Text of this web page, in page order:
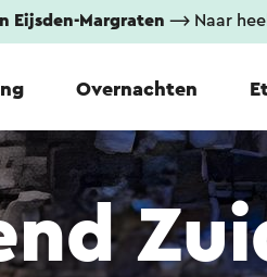
Eijsden-Margraten ⟶ Naar heel
Overnachten